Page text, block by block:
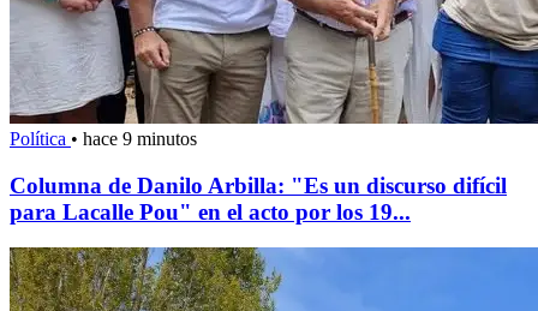
Política • hace 9 minutos
Columna de Danilo Arbilla: "Es un discurso difícil
para Lacalle Pou" en el acto por los 19...